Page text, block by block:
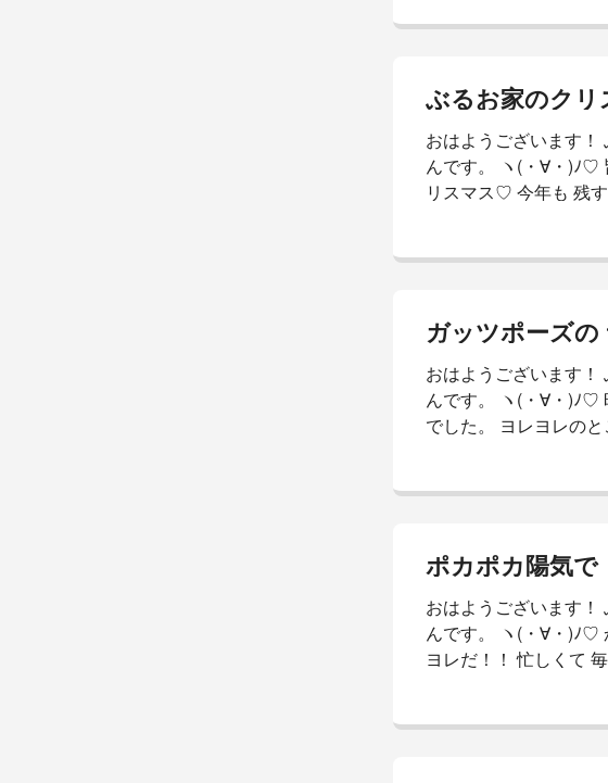
んの為に 25度やけど
ーりー。 (´༎ຶོρ༎ຶོ`) それ
う！ 本日の 坊っちゃん
よ
ぶるお家のクリ
おはようございます！
んです。 ヽ(・∀・)ﾉ♡
リスマス♡ 今年も 残
か。 今週 頑張ったら
トスパート。 しかも
ゃん。 年末年始は 一
れ時。 毎日 キュッと
っ！！！ ｳﾘｬ!! (ﾉ▼
おはようございます！
んです。 ヽ(・∀・)ﾉ♡
でした。 ヨレヨレのと
(´༎ຶོρ༎ຶོ`) １２月って
やんけ！！ Σ(ﾟДﾟﾉ)ﾉ
い。 （ いつもより 少
い枚数で 皆さまに ほ
来るのか 微妙
おはようございます！
んです。 ヽ(・∀・)ﾉ♡
ヨレだ！！ 忙しくて
過ぎとります。 とー
さ。 嫌いじゃない。